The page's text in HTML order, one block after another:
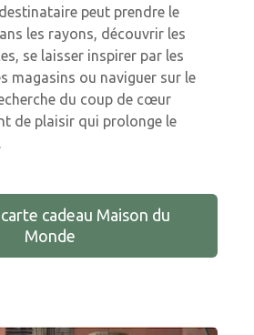
peut prendre le
les rayons, découvrir les
se laisser inspirer par les
magasins ou naviguer sur le
du coup de cœur
de plaisir qui prolonge le
cadeau Maison du
Monde